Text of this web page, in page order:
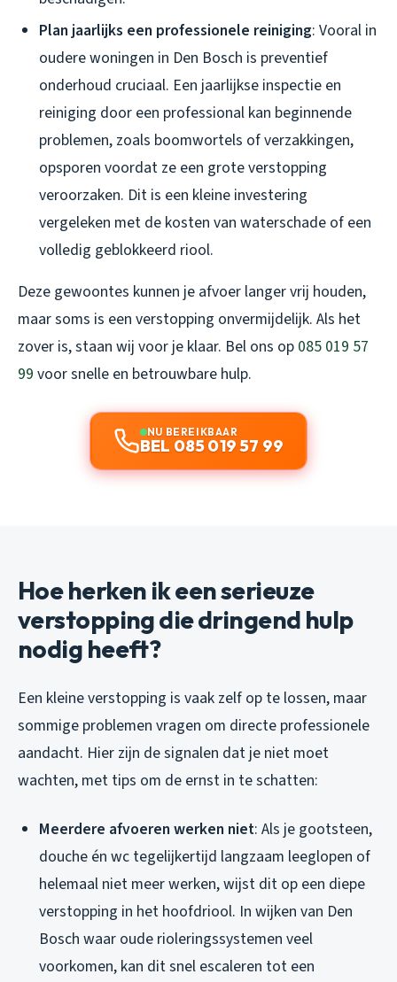
Plan jaarlijks een professionele reiniging: Vooral in
oudere woningen in Den Bosch is preventief
onderhoud cruciaal. Een jaarlijkse inspectie en
reiniging door een professional kan beginnende
problemen, zoals boomwortels of verzakkingen,
opsporen voordat ze een grote verstopping
veroorzaken. Dit is een kleine investering
vergeleken met de kosten van waterschade of een
volledig geblokkeerd riool.
Deze gewoontes kunnen je afvoer langer vrij houden,
maar soms is een verstopping onvermijdelijk. Als het
zover is, staan wij voor je klaar. Bel ons op 085 019 57
99 voor snelle en betrouwbare hulp.
NU BEREIKBAAR
BEL 085 019 57 99
Hoe herken ik een serieuze
verstopping die dringend hulp
nodig heeft?
Een kleine verstopping is vaak zelf op te lossen, maar
sommige problemen vragen om directe professionele
aandacht. Hier zijn de signalen dat je niet moet
wachten, met tips om de ernst in te schatten:
Meerdere afvoeren werken niet: Als je gootsteen,
douche én wc tegelijkertijd langzaam leeglopen of
helemaal niet meer werken, wijst dit op een diepe
verstopping in het hoofdriool. In wijken van Den
Bosch waar oude rioleringssystemen veel
voorkomen, kan dit snel escaleren tot een